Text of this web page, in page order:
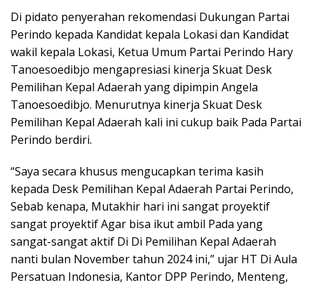
Di pidato penyerahan rekomendasi Dukungan Partai
Perindo kepada Kandidat kepala Lokasi dan Kandidat
wakil kepala Lokasi, Ketua Umum Partai Perindo Hary
Tanoesoedibjo mengapresiasi kinerja Skuat Desk
Pemilihan Kepal Adaerah yang dipimpin Angela
Tanoesoedibjo. Menurutnya kinerja Skuat Desk
Pemilihan Kepal Adaerah kali ini cukup baik Pada Partai
Perindo berdiri.
“Saya secara khusus mengucapkan terima kasih
kepada Desk Pemilihan Kepal Adaerah Partai Perindo,
Sebab kenapa, Mutakhir hari ini sangat proyektif
sangat proyektif Agar bisa ikut ambil Pada yang
sangat-sangat aktif Di Di Pemilihan Kepal Adaerah
nanti bulan November tahun 2024 ini,” ujar HT Di Aula
Persatuan Indonesia, Kantor DPP Perindo, Menteng,